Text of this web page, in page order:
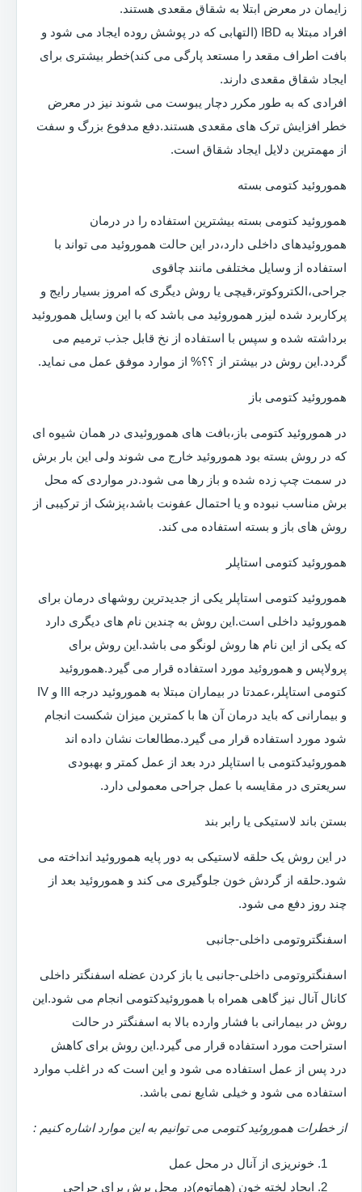
زایمان در معرض ابتلا به شقاق مقعدی هستند.
افراد مبتلا به IBD (التهابی که در پوشش روده ایجاد می شود و
بافت اطراف مقعد را مستعد پارگی می کند)خطر بیشتری برای
ایجاد شقاق مقعدی دارند.
افرادی که به طور مکرر دچار یبوست می شوند نیز در معرض
خطر افزایش ترک های مقعدی هستند.دفع مدفوع بزرگ و سفت
از مهمترین دلایل ایجاد شقاق است.
هموروئید کتومی بسته
هموروئید کتومی بسته بیشترین استفاده را در درمان
هموروئیدهای داخلی دارد،در این حالت هموروئید می تواند با
استفاده از وسایل مختلفی مانند چاقوی
جراحی،الکتروکوتر،قیچی یا روش دیگری که امروز بسیار رایج و
پرکاربرد شده لیزر هموروئید می باشد که با این وسایل هموروئید
برداشته شده و سپس با استفاده از نخ قابل جذب ترمیم می
گردد.این روش در بیشتر از ؟؟% از موارد موفق عمل می نماید.
هموروئید کتومی باز
در هموروئید کتومی باز،بافت های هموروئیدی در همان شیوه ای
که در روش بسته بود هموروئید خارج می شوند ولی این بار برش
در سمت چپ زده شده و باز رها می شود.در مواردی که محل
برش مناسب نبوده و یا احتمال عفونت باشد،پزشک از ترکیبی از
روش های باز و بسته استفاده می کند.
هموروئید کتومی استاپلر
هموروئید کتومی استاپلر یکی از جدیدترین روشهای درمان برای
هموروئید داخلی است.این روش به چندین نام های دیگری دارد
که یکی از این نام ها روش لونگو می باشد.این روش برای
پرولاپس و هموروئید مورد استفاده قرار می گیرد.هموروئید
کتومی استاپلر،عمدتا در بیماران مبتلا به هموروئید درجه III و IV
و بیمارانی که باید درمان آن ها با کمترین میزان شکست انجام
شود مورد استفاده قرار می گیرد.مطالعات نشان داده اند
هموروئیدکتومی با استاپلر درد بعد از عمل کمتر و بهبودی
سریعتری در مقایسه با عمل جراحی معمولی دارد.
بستن باند لاستیکی یا رابر بند
در این روش یک حلقه لاستیکی به دور پایه هموروئید انداخته می
شود.حلقه از گردش خون جلوگیری می کند و هموروئید بعد از
چند روز دفع می شود.
اسفنگتروتومی داخلی-جانبی
اسفنگتروتومی داخلی-جانبی یا باز کردن عضله اسفنگتر داخلی
کانال آنال نیز گاهی همراه با هموروئیدکتومی انجام می شود.این
روش در بیمارانی با فشار وارده بالا به اسفنگتر در حالت
استراحت مورد استفاده قرار می گیرد.این روش برای کاهش
درد پس از عمل استفاده می شود و این است که در اغلب موارد
استفاده می شود و خیلی شایع نمی باشد.
از خطرات هموروئید کتومی می توانیم به این موارد اشاره کنیم :
خونریزی از آنال در محل عمل
ایجاد لخته خون (هماتوم)در محل برش برای جراحی